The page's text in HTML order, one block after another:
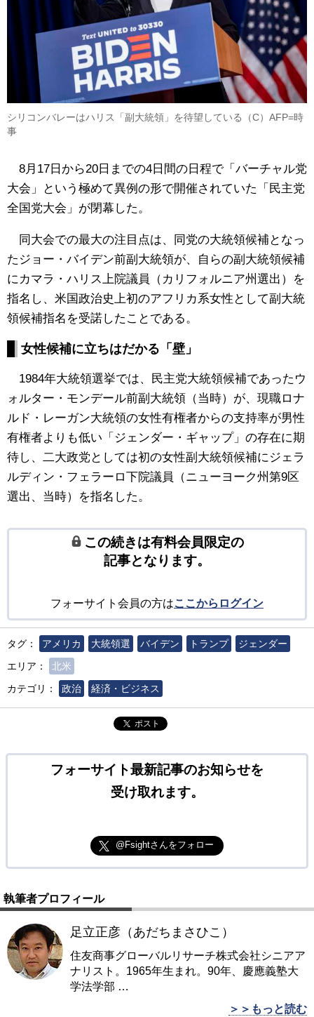
シリコンバレーはハリス「副大統領」を待望している（C）AFP=時
事
8月17日から20日までの4日間の日程で「バーチャル党
大会」という極めて異例の形で開催されていた「民主党
全国党大会」が閉幕した。
同大会での最大の注目点は、同党の大統領候補となっ
たジョー・バイデン前副大統領が、自らの副大統領候補
にカマラ・ハリス上院議員（カリフォルニア州選出）を
指名し、米国政治史上初のアフリカ系女性として副大統
領候補指名を受諾したことである。
女性候補に立ちはだかる「壁」
1984年大統領選挙では、民主党大統領候補であったウ
ォルター・モンデール前副大統領（当時）が、現職ロナ
ルド・レーガン大統領の女性有権者からの支持率が男性
有権者よりも低い「ジェンダー・ギャップ」の存在に期
待し、二大政党としては初の女性副大統領候補にジェラ
ルディン・フェラーロ下院議員（ニューヨーク州第9区
選出、当時）を指名した。
この続きは有料会員限定の
記事となります。
フォーサイト会員の方はここからログイン
タグ： アメリカ 大統領選 バイデン トランプ
ジェンダー
エリア：
北米
カテゴリ：
政治 経済・ビジネス
ポスト
フォーサイト最新記事のお知らせを
受け取れます。
@Fsightさんをフォロー
執筆者プロフィール
足立正彦（あだちまさひこ）
住友商事グローバルリサーチ株式会社シニアア
ナリスト。1965年生まれ。90年、慶應義塾大
学法学部 …
＞＞もっと読む